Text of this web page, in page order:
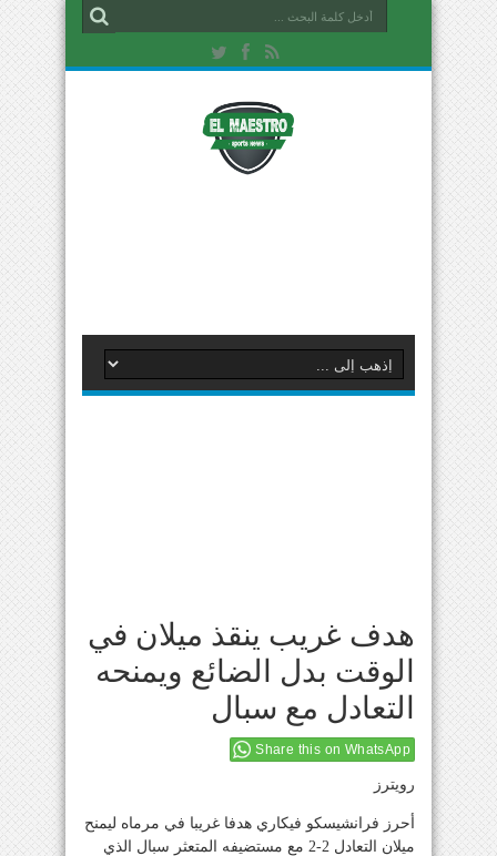
هدف غريب ينقذ ميلان في
الوقت بدل الضائع ويمنحه
التعادل مع سبال
Share this on WhatsApp
رويترز
أحرز فرانشيسكو فيكاري هدفا غريبا في مرماه ليمنح
ميلان التعادل 2-2 مع مستضيفه المتعثر سبال الذي